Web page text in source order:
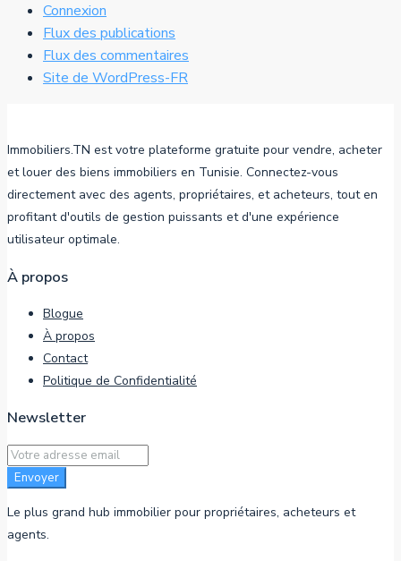
Connexion
Flux des publications
Flux des commentaires
Site de WordPress-FR
Immobiliers.TN est votre plateforme gratuite pour vendre, acheter
et louer des biens immobiliers en Tunisie. Connectez-vous
directement avec des agents, propriétaires, et acheteurs, tout en
profitant d'outils de gestion puissants et d'une expérience
utilisateur optimale.
À propos
Blogue
À propos
Contact
Politique de Confidentialité
Newsletter
Envoyer
Le plus grand hub immobilier pour propriétaires, acheteurs et
agents.